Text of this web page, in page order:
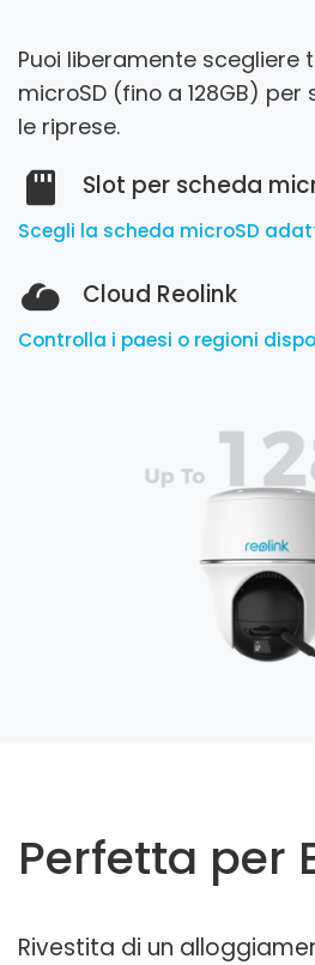
Puoi liberamente scegliere
microSD (fino a 128GB)
le riprese.
Slot per scheda
Scegli la scheda microSD
Cloud Reolink
Controlla i paesi o regioni
Perfetta per
Rivestita di un